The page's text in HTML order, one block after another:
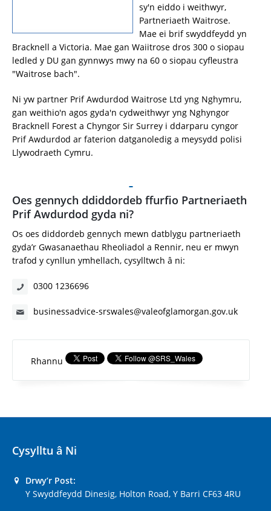
sy'n eiddo i weithwyr,
Partneriaeth Waitrose.
Mae ei brif swyddfeydd yn
Bracknell a Victoria. Mae gan Waiitrose dros 300 o siopau
ledled y DU gan gynnwys mwy na 60 o siopau cyfleustra
"Waitrose bach".
Ni yw partner Prif Awdurdod Waitrose Ltd yng Nghymru,
gan weithio'n agos gyda'n cydweithwyr yng Nghyngor
Bracknell Forest a Chyngor Sir Surrey i ddarparu cyngor
Prif Awdurdod ar faterion datganoledig a meysydd polisi
Llywodraeth Cymru.
Oes gennych ddiddordeb ffurfio Partneriaeth
Prif Awdurdod gyda ni?
Os oes diddordeb gennych mewn datblygu partneriaeth
gyda’r Gwasanaethau Rheoliadol a Rennir, neu er mwyn
trafod y cynllun ymhellach, cysylltwch â ni:
0300 1236696
businessadvice-srswales@valeofglamorgan.gov.uk
Rhannu
Cysylltu â Ni
Drwy’r Post:
Y Swyddfeydd Dinesig, Holton Road, Y Barri CF63 4RU